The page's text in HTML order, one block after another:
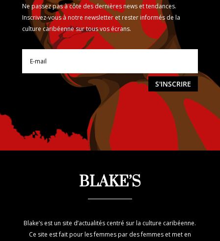
Ne passez pas à côte des dernières news et tendances.
Inscrivez-vous à notre newsletter et rester informés de la
culture caribéenne sur tous vos écrans.
S'INSCRIRE
BLAKE’S
Blake’s est un site d’actualités centré sur la culture caribéenne.
Ce site est fait pour les femmes par des femmes et met en